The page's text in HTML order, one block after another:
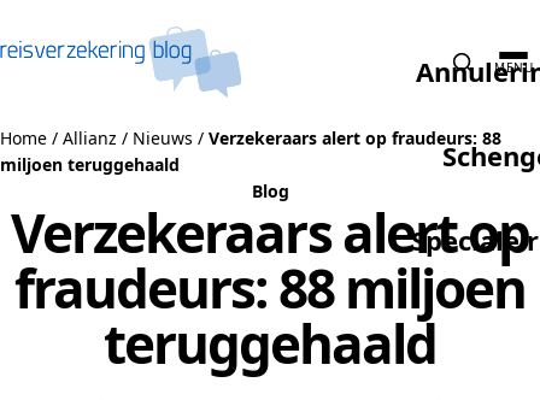
Speciale
MENU
Home / Allianz / Nieuws / Verzekeraars alert op fraudeurs: 88
miljoen teruggehaald
Blog
Verzekeraars alert op
fraudeurs: 88 miljoen
teruggehaald